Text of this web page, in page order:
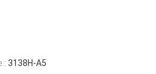
3138H-A5